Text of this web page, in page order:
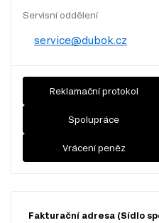
Servisní oddělení
service@dubok.cz
Reklamační protokol
Spolupráce
Vrácení peněz
Fakturační adresa (Sídlo